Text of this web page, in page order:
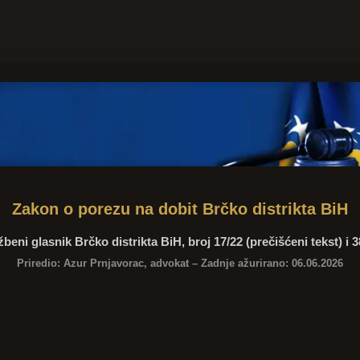
Zakon o porezu na dobit Brčko distrikta BiH
glasnik Brčko distrikta BiH, broj 17/22 (prečišćeni tekst) i
Priredio: Azur Prnjavorac, advokat – Zadnje ažurirano: 06.06.2026